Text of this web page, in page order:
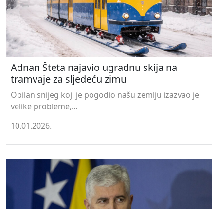
Adnan Šteta najavio ugradnu skija na
tramvaje za sljedeću zimu
Obilan snijeg koji je pogodio našu zemlju izazvao je
velike probleme,...
10.01.2026.